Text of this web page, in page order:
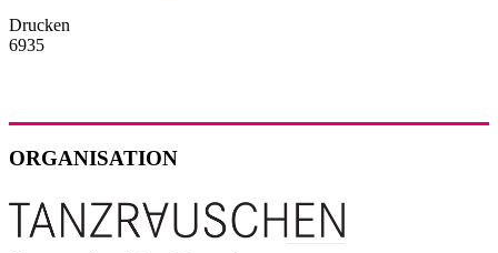
Drucken
6935
ORGANISATION